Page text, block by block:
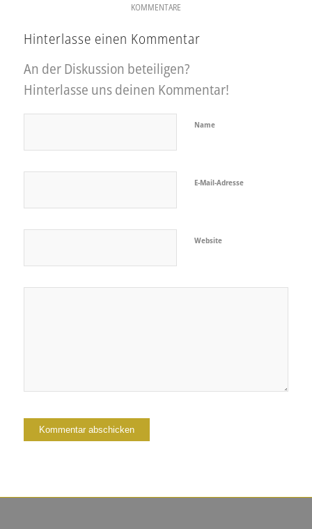
KOMMENTARE
Hinterlasse einen Kommentar
An der Diskussion beteiligen?
Hinterlasse uns deinen Kommentar!
Name
E-Mail-Adresse
Website